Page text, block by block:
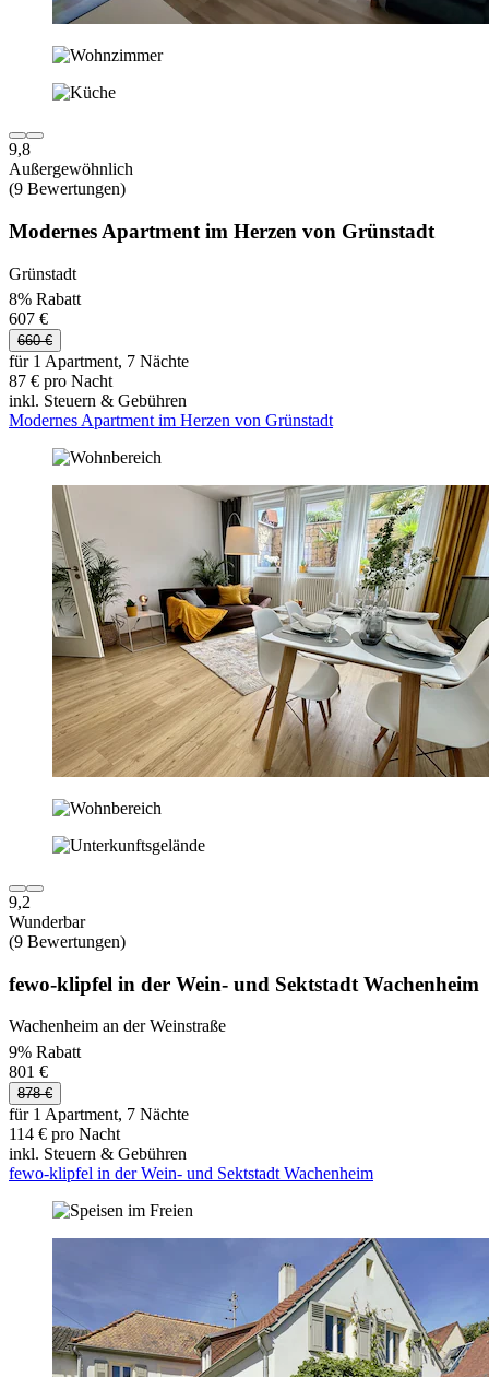
9,8
Außergewöhnlich
(9 Bewertungen)
Modernes Apartment im Herzen von Grünstadt
Grünstadt
8% Rabatt
607 €
660 €
für 1 Apartment, 7 Nächte
87 € pro Nacht
inkl. Steuern & Gebühren
Modernes Apartment im Herzen von Grünstadt
9,2
Wunderbar
(9 Bewertungen)
fewo-klipfel in der Wein- und Sektstadt Wachenheim
Wachenheim an der Weinstraße
9% Rabatt
801 €
878 €
für 1 Apartment, 7 Nächte
114 € pro Nacht
inkl. Steuern & Gebühren
fewo-klipfel in der Wein- und Sektstadt Wachenheim